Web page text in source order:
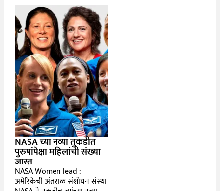
NASA च्या नव्या तुकडीत
पुरुषांपेक्षा महिलांची संख्या
जास्त
NASA Women lead :
अमेरिकेची अंतराळ संशोधन संस्था